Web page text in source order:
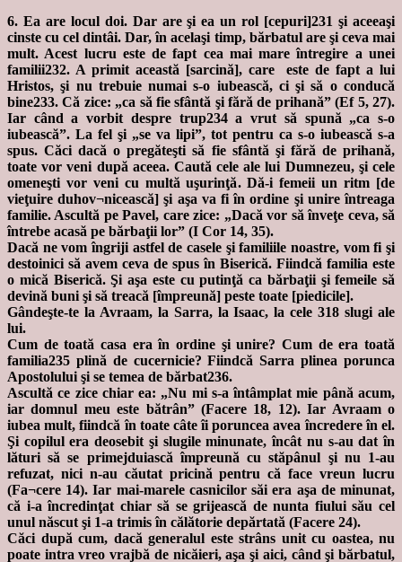
6. Ea are locul doi. Dar are şi ea un rol [cepuri]231 şi aceeaşi
cinste cu cel dintâi. Dar, în acelaşi timp, bărbatul are şi ceva mai
mult. Acest lucru este de fapt cea mai mare întregire a unei
familii232. A primit această [sarcină], care este de fapt a lui
Hristos, şi nu trebuie numai s-o iubească, ci şi să o conducă
bine233. Că zice: „ca să fie sfântă şi fără de prihană” (Ef 5, 27).
Iar când a vorbit despre trup234 a vrut să spună „ca s-o
iubească”. La fel şi „se va lipi”, tot pentru ca s-o iubească s-a
spus. Căci dacă o pregăteşti să fie sfântă şi fără de prihană,
toate vor veni după aceea. Caută cele ale lui Dumnezeu, şi cele
omeneşti vor veni cu multă uşurinţă. Dă-i femeii un ritm [de
vieţuire duhov¬nicească] şi aşa va fi în ordine şi unire întreaga
familie. Ascultă pe Pavel, care zice: „Dacă vor să înveţe ceva, să
întrebe acasă pe bărbaţii lor” (I Cor 14, 35).
Dacă ne vom îngriji astfel de casele şi familiile noastre, vom fi şi
destoinici să avem ceva de spus în Biserică. Fiindcă familia este
o mică Biserică. Şi aşa este cu putinţă ca bărbaţii şi femeile să
devină buni şi să treacă [împreună] peste toate [piedicile].
Gândeşte-te la Avraam, la Sarra, la Isaac, la cele 318 slugi ale
lui.
Cum de toată casa era în ordine şi unire? Cum de era toată
familia235 plină de cucernicie? Fiindcă Sarra plinea porunca
Apostolului şi se temea de bărbat236.
Ascultă ce zice chiar ea: „Nu mi s-a întâmplat mie până acum,
iar domnul meu este bătrân” (Facere 18, 12). Iar Avraam o
iubea mult, fiindcă în toate câte îi poruncea avea încredere în el.
Şi copilul era deosebit şi slugile minunate, încât nu s-au dat în
lături să se primejduiască împreună cu stăpânul şi nu 1-au
refuzat, nici n-au căutat pricină pentru că face vreun lucru
(Fa¬cere 14). Iar mai-marele casnicilor săi era aşa de minunat,
că i-a încredinţat chiar să se grijească de nunta fiului său cel
unul născut şi 1-a trimis în călătorie depărtată (Facere 24).
Căci după cum, dacă generalul este strâns unit cu oastea, nu
poate intra vreo vrajbă de nicăieri, aşa şi aici, când şi bărbatul,